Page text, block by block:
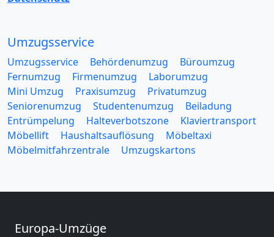
Umzugsservice
Umzugsservice Behördenumzug
Büroumzug
Fernumzug
Firmenumzug
Laborumzug
Mini Umzug
Praxisumzug
Privatumzug
Seniorenumzug
Studentenumzug
Beiladung
Entrümpelung
Halteverbotszone
Klaviertransport
Möbellift
Haushaltsauflösung
Möbeltaxi
Möbelmitfahrzentrale
Umzugskartons
Europa-Umzüge